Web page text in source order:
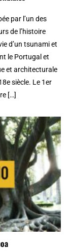
par l’un des
de l’histoire
d’un tsunami et
le Portugal et
et architecturale
siècle. Le 1er
[…]